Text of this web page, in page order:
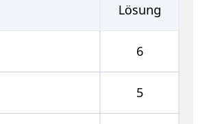
Lösung
6
5